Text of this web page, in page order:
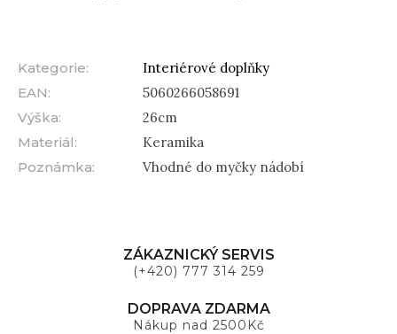
Kategorie:
Interiérové doplňky
EAN:
5060266058691
Výška:
26cm
Materiál:
Keramika
Poznámka: Vhodné do myčky nádobí
ZÁKAZNICKÝ SERVIS
(+420) 777 314 259
DOPRAVA ZDARMA
Nákup nad 2500Kč